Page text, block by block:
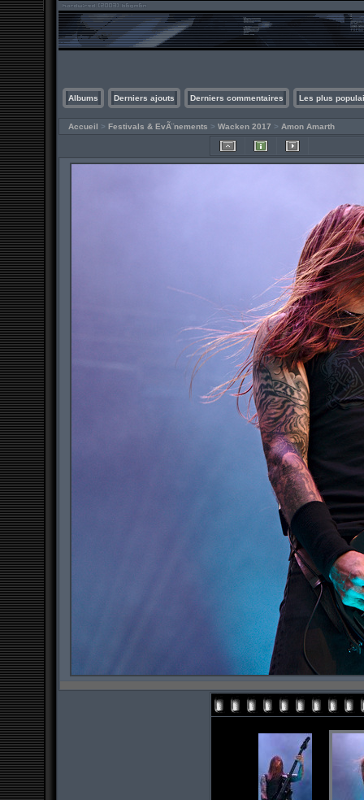
Albums Derniers ajouts Derniers commentaires Les plus
Accueil > Festivals & EvÃ¨nements > Wacken 2017 > Amon Amarth